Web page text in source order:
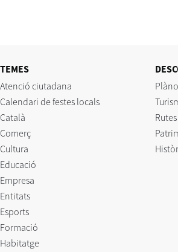
TEMES
Atenció ciutadana
Calendari de festes locals
Català
Comerç
Cultura
Educació
Empresa
Entitats
Esports
Formació
Habitatge